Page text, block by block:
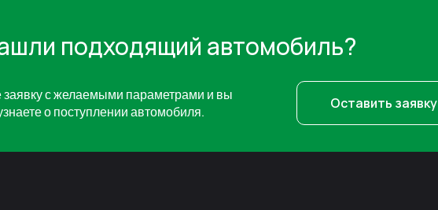
подходящий автомобиль?
заявку с желаемыми параметрами и вы
о поступлении автомобиля.
Оставить заявку